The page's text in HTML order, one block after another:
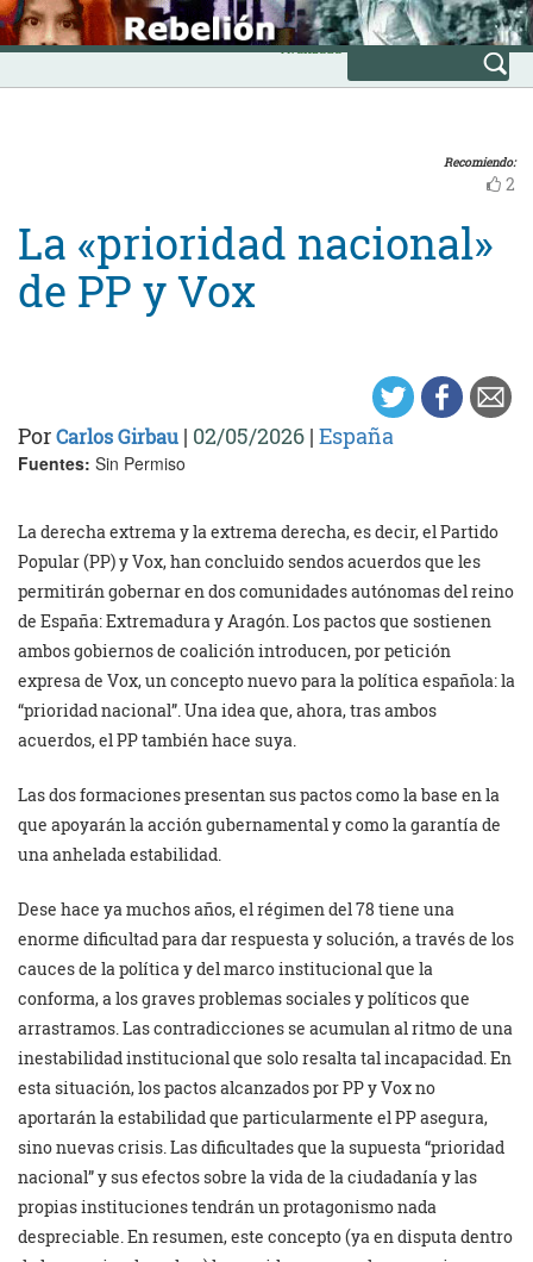
Skip
to
content
INICIO
Avanzada
Recomiendo:
2
La «prioridad nacional»
de PP y Vox
PorCarlos Girbau | 02/05/2026 | España
Fuentes: Sin Permiso
La derecha extrema y la extrema derecha, es decir, el Partido
Popular (PP) y Vox, han concluido sendos acuerdos que les
permitirán gobernar en dos comunidades autónomas del reino
de España: Extremadura y Aragón. Los pactos que sostienen
ambos gobiernos de coalición introducen, por petición
expresa de Vox, un concepto nuevo para la política española: la
“prioridad nacional”. Una idea que, ahora, tras ambos
acuerdos, el PP también hace suya.
Las dos formaciones presentan sus pactos como la base en la
que apoyarán la acción gubernamental y como la garantía de
una anhelada estabilidad.
Dese hace ya muchos años, el régimen del 78 tiene una
enorme dificultad para dar respuesta y solución, a través de los
cauces de la política y del marco institucional que la
conforma, a los graves problemas sociales y políticos que
arrastramos. Las contradicciones se acumulan al ritmo de una
inestabilidad institucional que solo resalta tal incapacidad. En
esta situación, los pactos alcanzados por PP y Vox no
aportarán la estabilidad que particularmente el PP asegura,
sino nuevas crisis. Las dificultades que la supuesta “prioridad
nacional” y sus efectos sobre la vida de la ciudadanía y las
propias instituciones tendrán un protagonismo nada
despreciable. En resumen, este concepto (ya en disputa dentro